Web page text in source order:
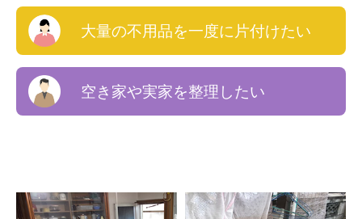
大量の不用品を一度に片付けたい
空き家や実家を整理したい